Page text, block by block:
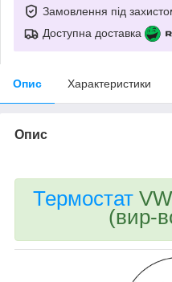
Замовлення під
Доступна доставка
Опис Характеристики
Опис
ТермостатVW
(вир-